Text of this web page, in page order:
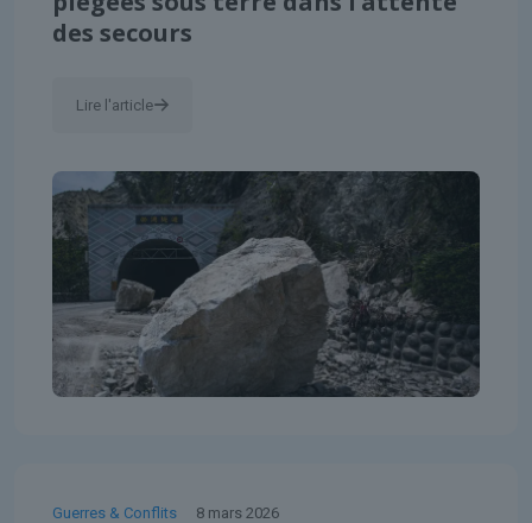
des secours
Lire l'article
Guerres & Conflits 8 mars 2026